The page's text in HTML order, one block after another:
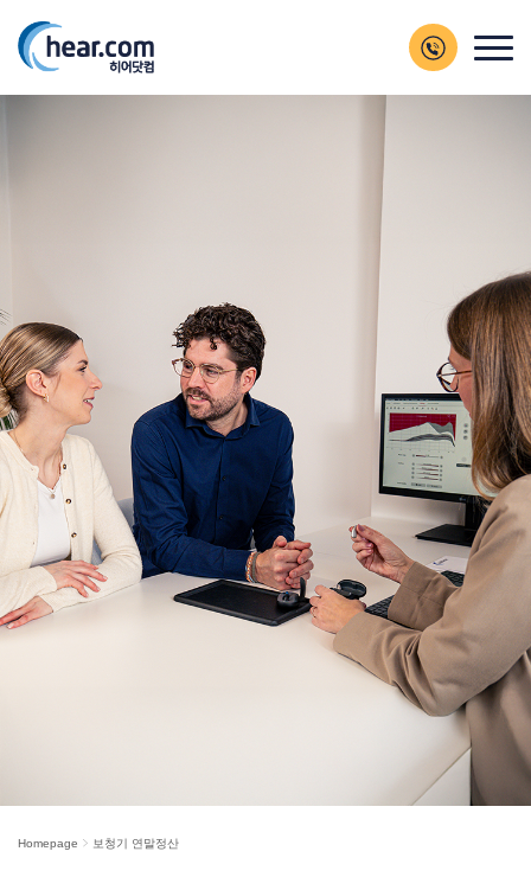
Homepage 보청기 연말정산